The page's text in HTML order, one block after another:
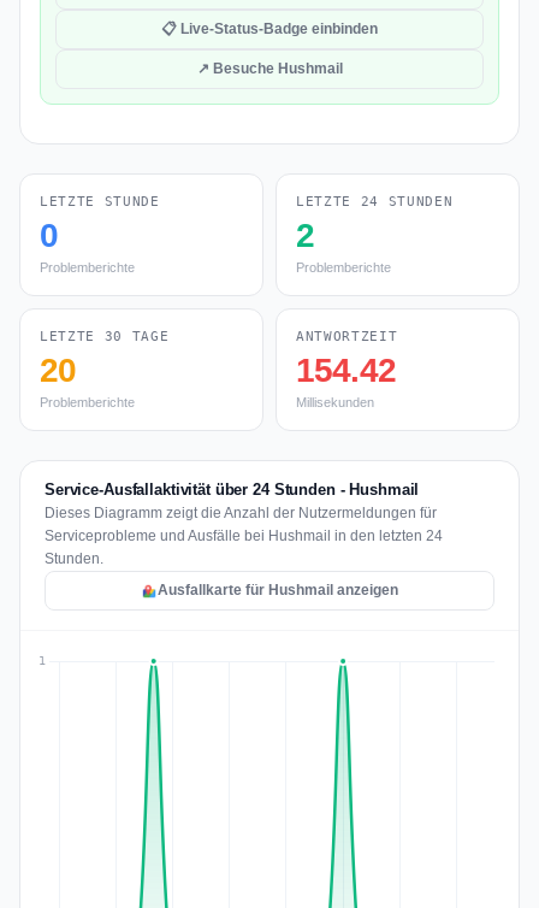
📋 Live-Status-Badge einbinden
↗ Besuche Hushmail
LETZTE STUNDE
0
Problemberichte
LETZTE 24 STUNDEN
2
Problemberichte
LETZTE 30 TAGE
20
Problemberichte
ANTWORTZEIT
154.42
Millisekunden
Service-Ausfallaktivität über 24 Stunden - Hushmail
Dieses Diagramm zeigt die Anzahl der Nutzermeldungen für
Serviceprobleme und Ausfälle bei Hushmail in den letzten 24
Stunden.
Ausfallkarte für Hushmail anzeigen